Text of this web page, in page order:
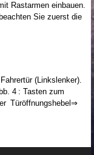
Rastarmen einbauen.
Sie zuerst die
(Linkslenker).
4 : Tasten zum
Türöffnungshebel⇒